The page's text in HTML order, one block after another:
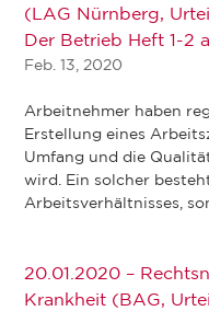
(LAG Nürnberg,
Der Betrieb Heft 1-2
Feb. 13, 2020
Arbeitnehmer haben
Erstellung eines
Umfang und die
wird. Ein solcher
Arbeitsverhältnisses,
20.01.2020 –
Krankheit (BAG,